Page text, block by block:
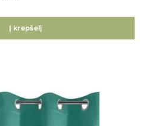
Į krepšelį